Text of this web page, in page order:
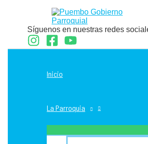
Síguenos en nuestras redes
Inicio
La Parroquia